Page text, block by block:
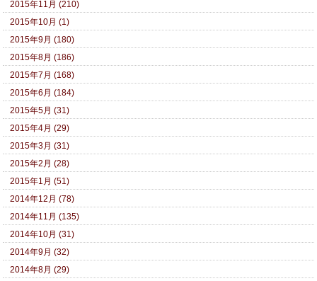
2015年11月 (210)
2015年10月 (1)
2015年9月 (180)
2015年8月 (186)
2015年7月 (168)
2015年6月 (184)
2015年5月 (31)
2015年4月 (29)
2015年3月 (31)
2015年2月 (28)
2015年1月 (51)
2014年12月 (78)
2014年11月 (135)
2014年10月 (31)
2014年9月 (32)
2014年8月 (29)